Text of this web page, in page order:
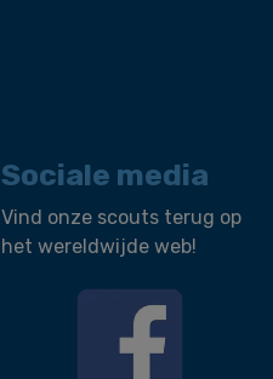
Sociale media
Vind onze scouts terug op
het wereldwijde web!